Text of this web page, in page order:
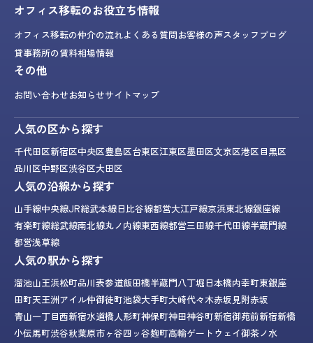
オフィス移転のお役立ち情報
オフィス移転の仲介の流れよくある質問お客様の声スタッフブログ
貸事務所の賃料相場情報
その他
お問い合わせお知らせサイトマップ
人気の区から探す
千代田区新宿区中央区豊島区台東区江東区墨田区文京区港区目黒区
品川区中野区渋谷区大田区
人気の沿線から探す
山手線中央線JR総武本線日比谷線都営大江戸線京浜東北線銀座線
有楽町線総武線南北線丸ノ内線東西線都営三田線千代田線半蔵門線
都営浅草線
人気の駅から探す
溜池山王浜松町品川表参道飯田橋半蔵門八丁堀日本橋内幸町東銀座
田町天王洲アイル仲御徒町池袋大手町大崎代々木赤坂見附赤坂
青山一丁目西新宿水道橋人形町神保町神田神谷町新宿御苑前新宿新橋
小伝馬町渋谷秋葉原市ヶ谷四ッ谷麹町高輪ゲートウェイ御茶ノ水